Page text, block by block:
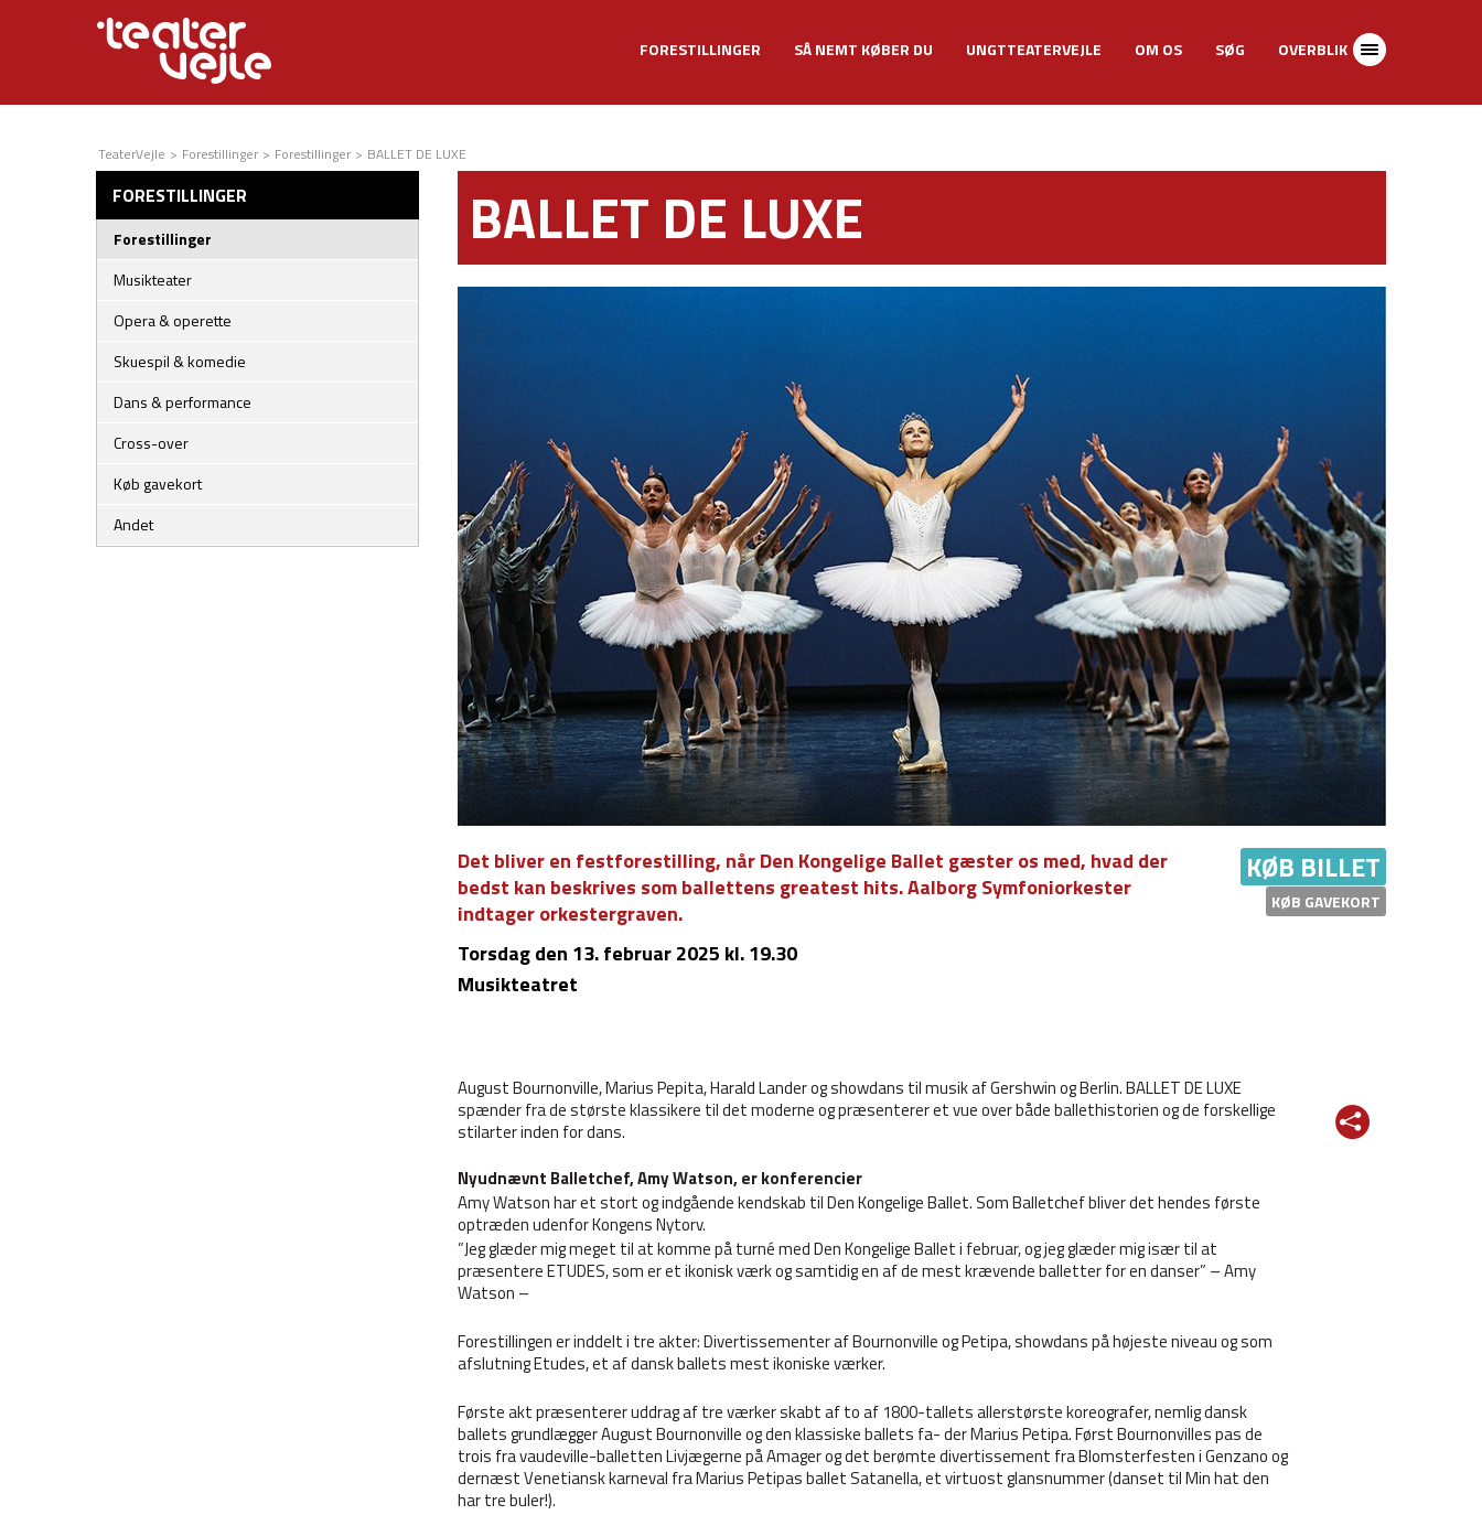
FORESTILLINGER SÅ NEMT KØBER DU UNGTTEATERVEJLE OM OS SØG OVERBLIK
TeaterVejle > Forestillinger > Forestillinger > BALLET DE LUXE
FORESTILLINGER
Forestillinger
Musikteater
Opera & operette
Skuespil & komedie
Dans & performance
Cross-over
Køb gavekort
Andet
BALLET DE LUXE
Det bliver en festforestilling, når Den Kongelige Ballet gæster os med, hvad der
bedst kan beskrives som ballettens greatest hits. Aalborg Symfoniorkester
indtager orkestergraven.
Torsdagden 13. februar 2025 kl. 19.30
Musikteatret
KØB BILLET
KØB GAVEKORT
August Bournonville, Marius Pepita, Harald Lander og showdans til musik af Gershwin og Berlin. BALLET DE LUXE
spænder fra de største klassikere til det moderne og præsenterer et vue over både ballethistorien og de forskellige
stilarter inden for dans.
Nyudnævnt Balletchef, Amy Watson, er konferencier
Amy Watson har et stort og indgående kendskab til Den Kongelige Ballet. Som Balletchef bliver det hendes første
optræden udenfor Kongens Nytorv.
”Jeg glæder mig meget til at komme på turné med Den Kongelige Ballet i februar, og jeg glæder mig især til at
præsentere ETUDES, som er et ikonisk værk og samtidig en af de mest krævende balletter for en danser” – Amy
Watson –
Forestillingen er inddelt i tre akter: Divertissementer af Bournonville og Petipa, showdans på højeste niveau og som
afslutning Etudes, et af dansk ballets mest ikoniske værker.
Første akt præsenterer uddrag af tre værker skabt af to af 1800-tallets allerstørste koreografer, nemlig dansk
ballets grundlægger August Bournonville og den klassiske ballets fa- der Marius Petipa. Først Bournonvilles pas de
trois fra vaudeville-balletten Livjægerne på Amager og det berømte divertissement fra Blomsterfesten i Genzano og
dernæst Venetiansk karneval fra Marius Petipas ballet Satanella, et virtuost glansnummer (danset til Min hat den
har tre buler!).